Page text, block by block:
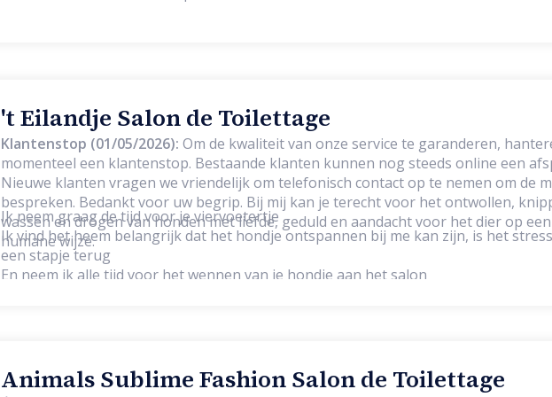
't Eilandje Salon de Toilettage
Klantenstop (01/05/2026): Om de kwaliteit van onze service te garanderen,
momenteel een klantenstop. Bestaande klanten kunnen nog steeds online een
Nieuwe klanten vragen we vriendelijk om telefonisch contact op te nemen om de
bespreken. Bedankt voor uw begrip. Bij mij kan je terecht voor het ontwollen, knippen, scheren,
wassen en drogen van honden met liefde, geduld en aandacht voor het dier op
humane wijze.
Ik neem graag de tijd voor je viervoetertje
Ik vind het heem belangrijk dat het hondje ontspannen bij me kan zijn, is het
een stapje terug
En neem ik alle tijd voor het wennen van je hondje aan het salon
Animals Sublime Fashion Salon de Toilettage